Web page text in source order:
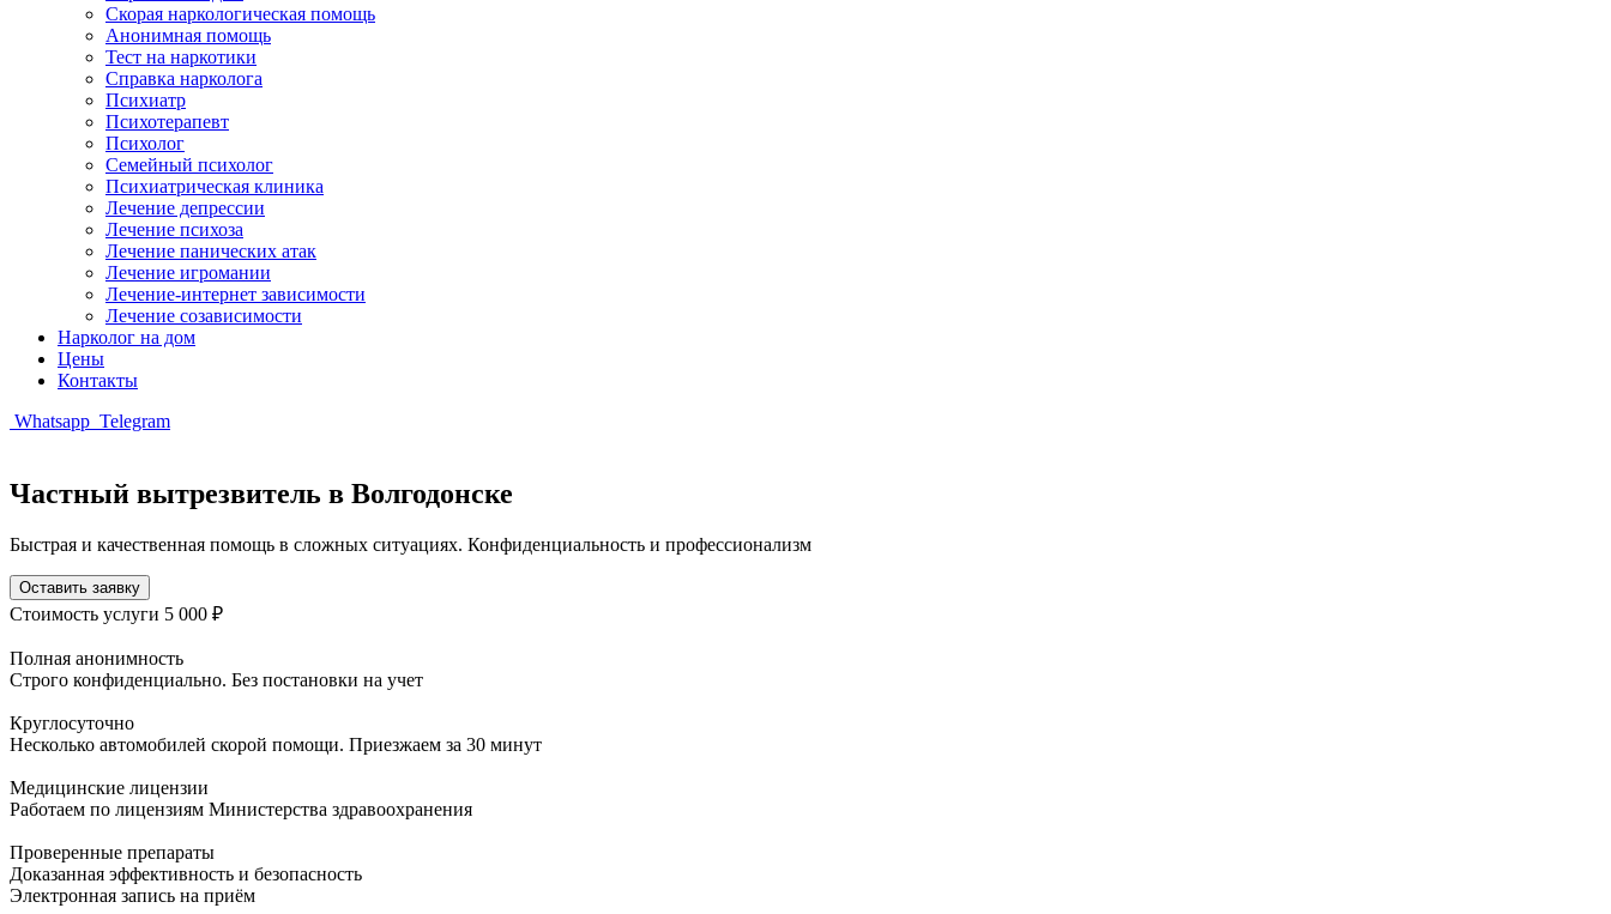
Скорая наркологическая помощь
Анонимная помощь
Тест на наркотики
Справка нарколога
Психиатр
Психотерапевт
Психолог
Семейный психолог
Психиатрическая клиника
Лечение депрессии
Лечение психоза
Лечение панических атак
Лечение игромании
Лечение-интернет зависимости
Лечение созависимости
Нарколог на дом
Цены
Контакты
Whatsapp Telegram
Частный вытрезвитель в Волгодонске
Быстрая и качественная помощь в сложных ситуациях. Конфиденциальность и профессионализм
Оставить заявку
Стоимость услуги 5 000 ₽
Полная анонимность
Строго конфиденциально. Без постановки на учет
Круглосуточно
Несколько автомобилей скорой помощи. Приезжаем за 30 минут
Медицинские лицензии
Работаем по лицензиям Министерства здравоохранения
Проверенные препараты
Доказанная эффективность и безопасность
Электронная запись на приём